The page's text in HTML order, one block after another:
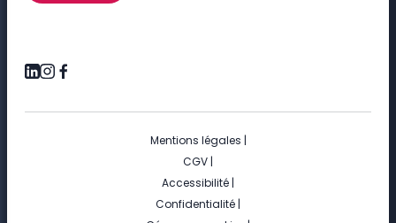
Mentions légales |
CGV |
Accessibilité |
Confidentialité |